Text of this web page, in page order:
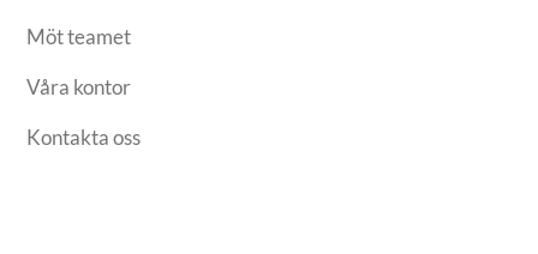
Möt teamet
Våra kontor
Kontakta oss